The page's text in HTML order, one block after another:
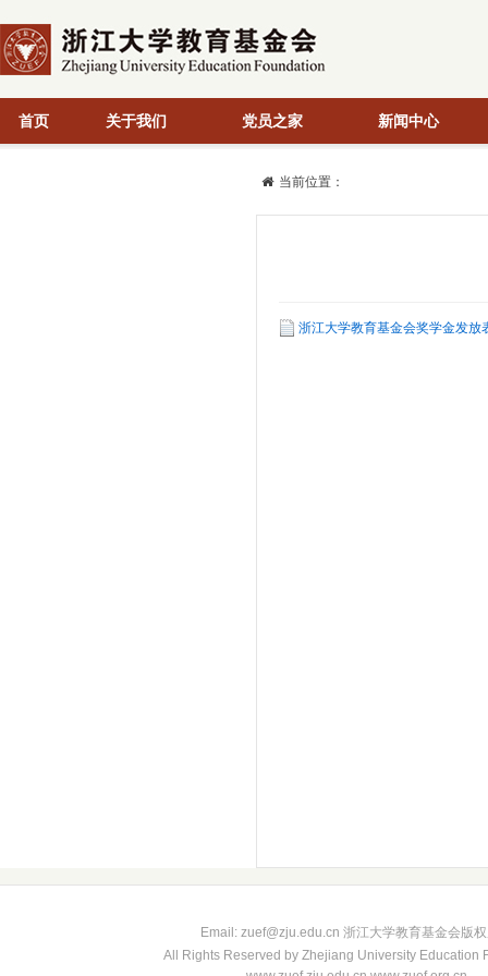
首页 关于我们 党员之家 新闻中心
当前位置：
浙江大学教育基金会奖学金发放
Email: zuef@zju.edu.cn 浙江大学教育基金会版
All Rights Reserved by Zhejiang University Education